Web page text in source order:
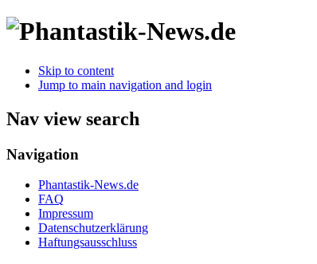
Skip to content
Jump to main navigation and login
Nav view search
Navigation
Phantastik-News.de
FAQ
Impressum
Datenschutzerklärung
Haftungsausschluss